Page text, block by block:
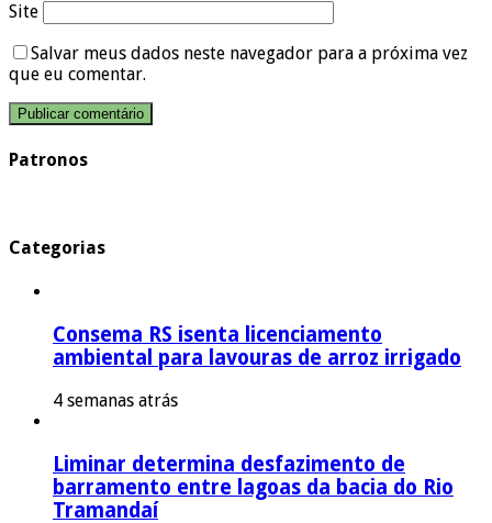
Site
Salvar meus dados neste navegador para a próxima vez
que eu comentar.
Patronos
Categorias
Consema RS isenta licenciamento
ambiental para lavouras de arroz irrigado
4 semanas atrás
Liminar determina desfazimento de
barramento entre lagoas da bacia do Rio
Tramandaí